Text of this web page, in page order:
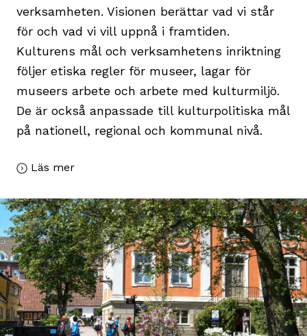
verksamheten. Visionen berättar vad vi står
för och vad vi vill uppnå i framtiden.
Kulturens mål och verksamhetens inriktning
följer etiska regler för museer, lagar för
museers arbete och arbete med kulturmiljö.
De är också anpassade till kulturpolitiska mål
på nationell, regional och kommunal nivå.
Läs mer